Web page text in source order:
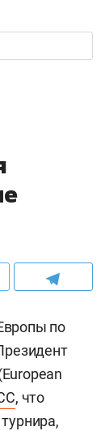
по
, что